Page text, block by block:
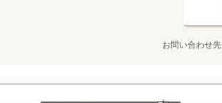
お問い合わせ先